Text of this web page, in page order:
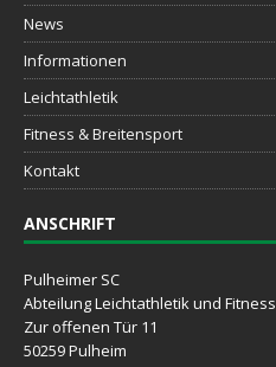
News
Informationen
Leichtathletik
Fitness & Breitensport
Kontakt
ANSCHRIFT
Pulheimer SC
Abteilung Leichtathletik und Fitness
Zur offenen Tür 11
50259 Pulheim